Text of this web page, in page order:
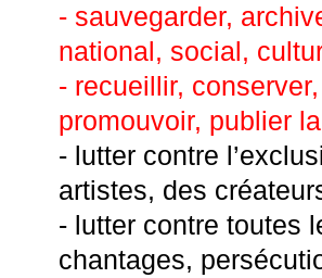
- sauvegarder,
national, social,
- recueillir,
promouvoir, publier
- lutter contre
artistes, des
- lutter contre toutes
chantages,